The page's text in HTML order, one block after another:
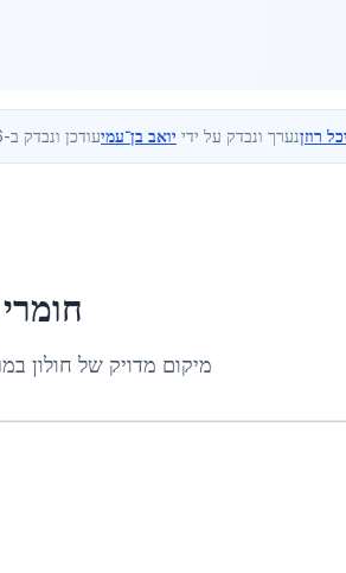
רוזןנערך ונבדק על ידי יואב בן־עמיעודכן ונבדק ב-2026
מיקום מדויק של חולון ב